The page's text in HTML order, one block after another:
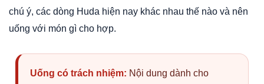
chú ý, các dòng Huda hiện nay khác nhau thế nào và nên
uống với món gì cho hợp.
Uống có trách nhiệm: Nội dung dành cho